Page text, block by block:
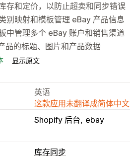
存和定价，以防止超卖和同步错误
别映射和模板管理 eBay 产品信息
中管理多个 eBay 账户和销售渠道
品的标题、图片和产品数据
显示原文
英语
这款应用未翻译成简体中文
Shopify 后台 ebay
库存同步